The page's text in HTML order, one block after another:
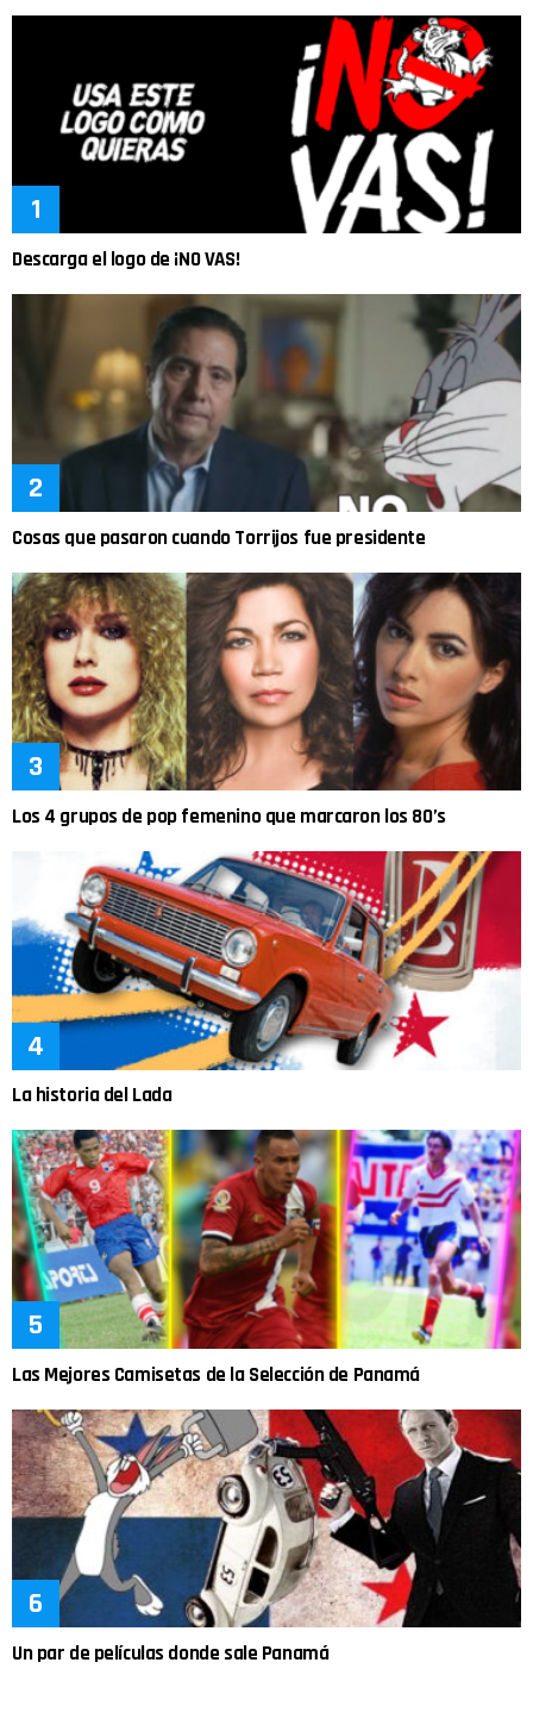
Descarga el logo de ¡NO VAS!
Cosas que pasaron cuando Torrijos fue presidente
Los 4 grupos de pop femenino que marcaron los 80’s
La historia del Lada
Las Mejores Camisetas de la Selección de Panamá
Un par de películas donde sale Panamá